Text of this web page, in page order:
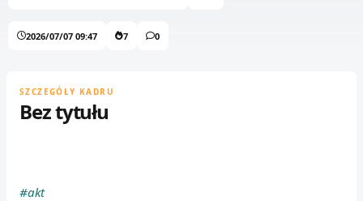
2026/07/07 09:47 7 0
SZCZEGÓŁY KADRU
Bez tytułu
#akt